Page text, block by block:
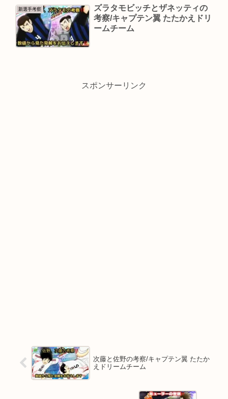
新選手考察
ズラタモビッチとザネッティの
考察/キャプテン翼 たたかえドリ
ームチーム
スポンサーリンク
次藤と佐野の考察/キャプテン翼 たたか
えドリームチーム